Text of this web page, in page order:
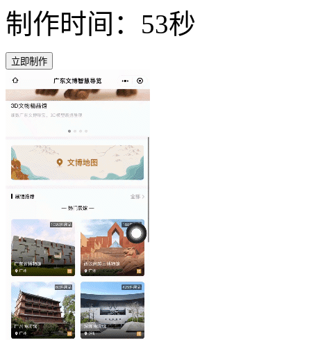
制作时间：53秒
立即制作